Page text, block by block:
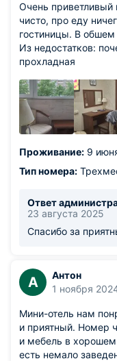
Очень приветливый
чисто, про еду
гостиницы. В
Из недостатков:
прохладная
Проживание: 9
Тип номера:
Ответ
23 августа 2025
Спасибо за
А
Антон
1 ноября
Мини-отель нам
и приятный. Номер
и мебель в хорошем
есть немало